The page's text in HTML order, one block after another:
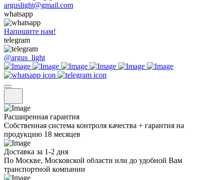
arguslight@gmail.com
whatsapp
Напишите нам!
telegram
@argus_light
Расширенная гарантия
Собственная система контроля качества + гарантия на
продукцию 18 месяцев
Доставка за 1-2 дня
По Москве, Московской области или до удобной Вам
транспортной компании